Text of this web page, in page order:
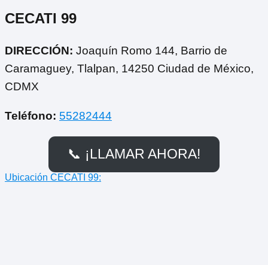
CECATI 99
DIRECCIÓN: Joaquín Romo 144, Barrio de
Caramaguey, Tlalpan, 14250 Ciudad de México,
CDMX
Teléfono: 55282444
📞 ¡LLAMAR AHORA!
Ubicación CECATI 99: